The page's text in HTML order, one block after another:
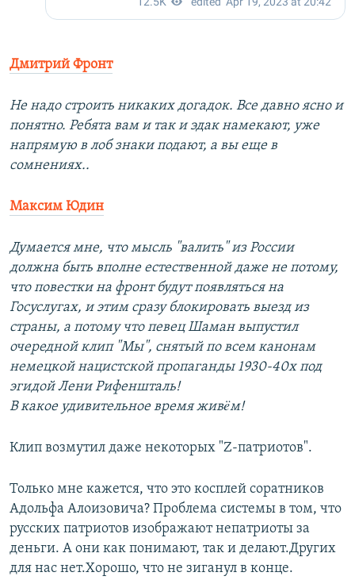
Дмитрий Фронт
Не надо строить никаких догадок. Все давно ясно и
понятно. Ребята вам и так и эдак намекают, уже
напрямую в лоб знаки подают, а вы еще в
сомнениях..
Максим Юдин
Думается мне, что мысль "валить" из России
должна быть вполне естественной даже не потому,
что повестки на фронт будут появляться на
Госуслугах, и этим сразу блокировать выезд из
страны, а потому что певец Шаман выпустил
очередной клип "Мы", снятый по всем канонам
немецкой нацистской пропаганды 1930-40х под
эгидой Лени Рифеншталь!
В какое удивительное время живëм!
Клип возмутил даже некоторых "Z-патриотов".
Только мне кажется, что это косплей соратников
Адольфа Алоизовича? Проблема системы в том, что
русских патриотов изображают непатриоты за
деньги. А они как понимают, так и делают.Других
для нас нет.Хорошо, что не зиганул в конце.